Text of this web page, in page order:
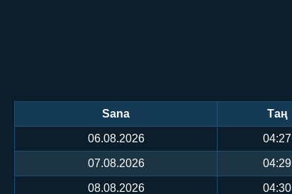
Sana Таң
06.08.2026 04:27
07.08.2026 04:29
08.08.2026 04:30